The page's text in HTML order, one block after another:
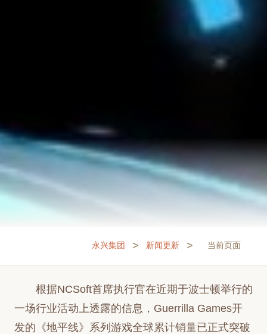
永兴集团 > 新闻更新 > 当前页面
根据NCSoft首席执行官在近期于波士顿举行的
一场行业活动上透露的信息，Guerrilla Games开
发的《地平线》系列游戏全球累计销量已正式突破